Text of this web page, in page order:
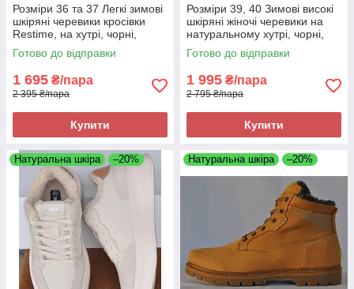
Розміри 36 та 37 Легкі зимові
шкіряні черевики кросівки
Restime, на хутрі, чорні,
повнорозмірні, на підошві з
піни
Готово до відправки
1 695 ₴/пара
2 395 ₴/пара
Купити
Розміри 39, 40 Зимові високі
шкіряні жіночі черевики на
натуральному хутрі, чорні,
теплі і комфортні Brave 7000
Готово до відправки
1 995 ₴/пара
2 795 ₴/пара
Купити
Натуральна шкіра –20% Натуральна шкіра –20%